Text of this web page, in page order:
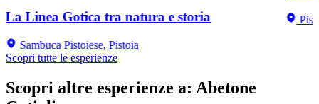
La Linea Gotica tra natura e storia
Sambuca Pistoiese, Pistoia
Scopri tutte le esperienze
Scopri altre esperienze a: Abetone